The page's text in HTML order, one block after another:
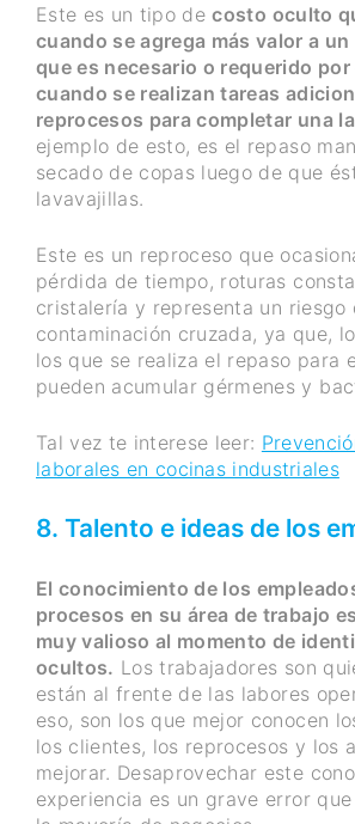
Este es un tipo decosto oculto
cuando se agrega más valor a
que es necesario o requerido
cuando se realizan tareas
reprocesos para completar una
ejemplo de esto, es el repaso
secado de copas luego de que
lavavajillas.
Este es un reproceso que
pérdida de tiempo, roturas
cristalería y representa un riesgo
contaminación cruzada, ya que,
los que se realiza el repaso para
pueden acumular gérmenes y
Tal vez te interese leer:
laborales en cocinas industriales
8. Talento e ideas de los
El conocimiento de los
procesos en su área de trabajo
muy valioso al momento de
ocultos. Los trabajadores son
están al frente de las labores
eso, son los que mejor conocen
los clientes, los reprocesos y los
mejorar. Desaprovechar este
experiencia es un grave error